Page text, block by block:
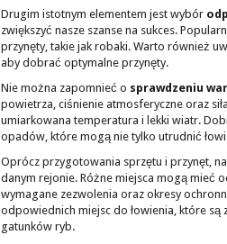
Drugim istotnym elementem jest wybór
zwiększyć nasze szanse na sukces.
przynęty, takie jak robaki. Warto również
aby dobrać optymalne przynęty.
Nie można zapomnieć o sprawdzeniu
powietrza, ciśnienie atmosferyczne oraz
umiarkowana temperatura i lekki wiatr.
opadów, które mogą nie tylko utrudnić
Oprócz przygotowania sprzętu i przynęt,
danym rejonie. Różne miejsca mogą mieć
wymagane zezwolenia oraz okresy
odpowiednich miejsc do łowienia, które
gatunków ryb.